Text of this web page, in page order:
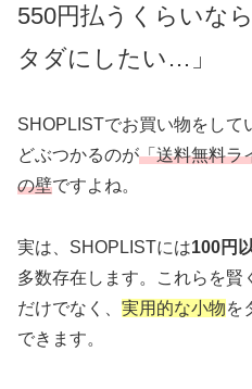
550円払うくらいな
タダにしたい…」
SHOPLISTでお買い物をして
どぶつかるのが「送料無料ラ
の壁ですよね。
実は、SHOPLISTには100円
多数存在します。これらを賢
だけでなく、 実用的な小物を
できます。